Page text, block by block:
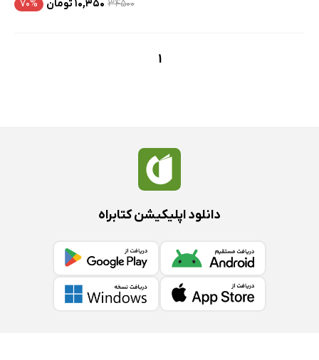
۳۴۵۰۰ ۱۰,۳۵۰ تومان ۷۰%
1
دانلود اپلیکیشن کتابراه